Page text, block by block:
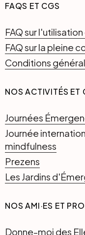
FAQS ET CGS
FAQ sur
FAQ sur la pleine
Conditions
NOS ACTIVITÉS ET
Journées
Journée
mindfulness
Prezens
Les Jardins
NOS AMI·ES ET
Donne-moi des